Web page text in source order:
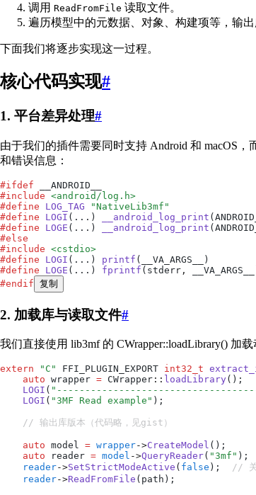
调用 ReadFromFile 读取文件。
遍历模型中的元数据、对象、构建项等，输出
下面我们将逐步实现这一过程。
核心代码实现#
1. 平台差异处理#
由于我们的插件需要同时支持 Android 和 macOS，
和错误信息：
#ifdef __ANDROID__
#include <android/log.h>
#define LOG_TAG "NativeLib3mf "
#define LOGI ( ... ) __android_log_print
#define LOGE ( ... ) __android_log_print
#else
#include <cstdio>
#define LOGI ( ... ) printf (__VA_ARGS__)
#define LOGE ( ... ) fprintf (stderr ,
#endif 复制
2. 加载库与读取文件#
我们直接使用 lib3mf 的 CWrapper::loadLibrary() 加
extern " C " FFI_PLUGIN_EXPORT int32_t
    auto
wrapper = CWrapper :: loadLibrary();
    LOGI
( "
    LOGI
( "3MF Read example " );
    // 输出库版本（代码略，见gist）
    auto
model = wrapper->CreateModel ();
    auto
reader = model ->QueryReader( "3mf " );
    reader
->SetStrictModeActive ( false );
//
    reader
->ReadFromFile (path);